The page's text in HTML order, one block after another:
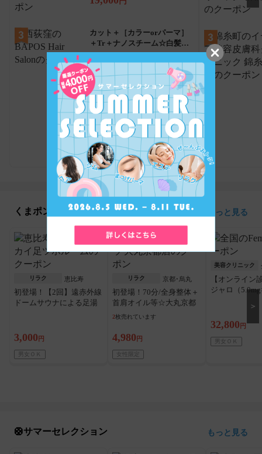
カット＋［カラーorパーマ］
＋Tr＋ナノスチーム☆白髪染
め可
6,000
もっと見る
くまポン初登場店舗特集 もっと見る
＞
リラク 恵比寿
初登場！【2回】遠赤外線
ドームサウナによる足湯
3,000 円
男女ＯＫ
リラク 京都･烏丸
初登場！70分/全身整体＋
首肩オイル等☆大丸京都
店内サロン
2枚売れています
4,980 円
女性限定
美容クリニック
【オンライン
ジャロ（
32,800 円
男女ＯＫ
🛟サマーセレクション もっと見る